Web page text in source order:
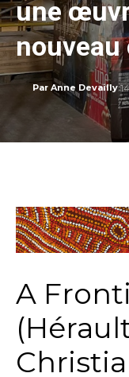
une
nouveau
Par Anne Devailly
A